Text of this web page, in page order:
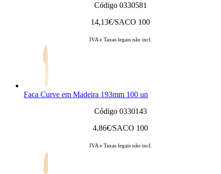
Código 0330581
14,13€/SACO 100
IVA e Taxas legais não incl.
Faca Curve em Madeira 193mm 100 un
Código 0330143
4,86€/SACO 100
IVA e Taxas legais não incl.